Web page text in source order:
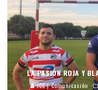
LA PASIÓN ROJA Y
JCC | Comunicación